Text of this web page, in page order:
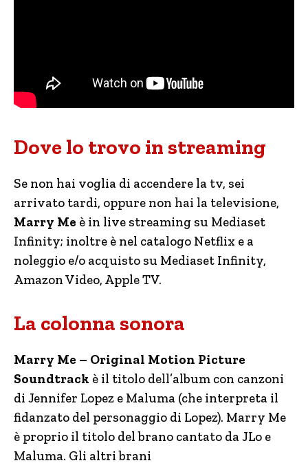
Dove lo trovo in streaming
Se non hai voglia di accendere la tv, sei
arrivato tardi, oppure non hai la televisione,
Marry Me è in live streaming su Mediaset
Infinity; inoltre è nel catalogo Netflix e a
noleggio e/o acquisto su Mediaset Infinity,
Amazon Video, Apple TV.
La colonna sonora
Marry Me – Original Motion Picture
Soundtrack è il titolo dell’album con canzoni
di Jennifer Lopez e Maluma (che interpreta il
fidanzato del personaggio di Lopez). Marry Me
è proprio il titolo del brano cantato da JLo e
Maluma. Gli altri brani